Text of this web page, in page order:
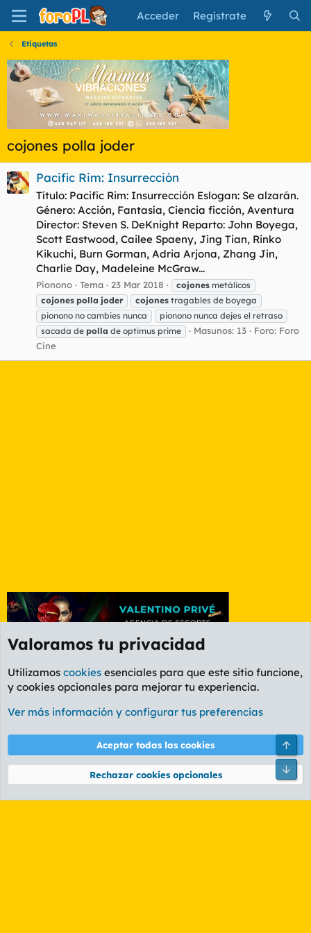
Acceder Regístrate
Etiquetas
cojones polla joder
Pacific Rim: Insurrección
Título: Pacific Rim: Insurrección Eslogan: Se alzarán.
Género: Acción, Fantasía, Ciencia ficción, Aventura
Director: Steven S. DeKnight Reparto: John Boyega,
Scott Eastwood, Cailee Spaeny, Jing Tian, Rinko
Kikuchi, Burn Gorman, Adria Arjona, Zhang Jin,
Charlie Day, Madeleine McGraw...
Pionono Tema 23 Mar 2018 cojones metálicos
cojones polla joder cojones tragables de boyega
pionono no cambies nunca
pionono nunca dejes el retraso
sacada de polla de optimus prime Masunos: 13 Foro: Foro
Cine
Etiquetas
Cookies
PL OLDSTYLE AMARILLO
Términos y reglas Política de privacidad Ayuda
Community platform by XenForo® © 2010-2026 XenForo Ltd.
Valoramos tu privacidad
Utilizamos cookies esenciales para que este sitio funcione,
y cookies opcionales para mejorar tu experiencia.
Ver más información y configurar tus preferencias
Aceptar todas las cookies
Rechazar cookies opcionales
Pie